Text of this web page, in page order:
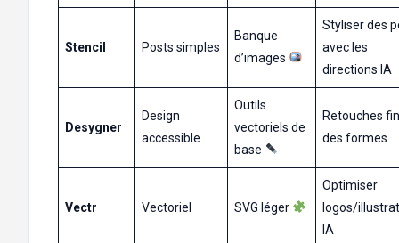
Stencil Posts simples
Banque
d’images
Styliser des
avec les
directions IA
Desygner
Design
accessible
Outils
vectoriels de
base
Retouches
des formes
Vectr Vectoriel SVG léger
Optimiser
logos/
IA